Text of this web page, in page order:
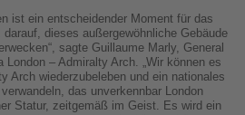
ist ein entscheidender Moment für das
dieses außergewöhnliche Gebäude
sagte Guillaume Marly, General
London – Admiralty Arch. „Wir können es
Arch wiederzubeleben und ein nationales
das unverkennbar London
Statur, zeitgemäß im Geist. Es wird ein